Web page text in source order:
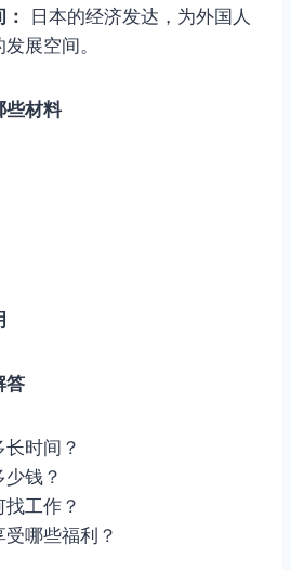
日本的经济发达，为外国人
展空间。
些材料
答
时间？
钱？
工作？
哪些福利？